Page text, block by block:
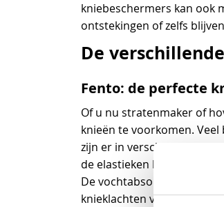
kniebeschermers kan ook
ontstekingen of zelfs
De
Fento: de perfecte
Of u nu stratenmaker of
knieën te voorkomen.
zijn er in verschillende
de elastieken band niet in
De vochtabsorberende
knieklachten voorkomt u